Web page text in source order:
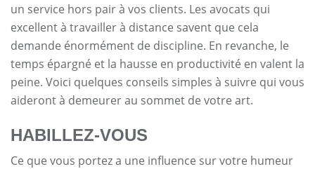
un service hors pair à vos clients. Les avocats qui
excellent à travailler à distance savent que cela
demande énormément de discipline. En revanche, le
temps épargné et la hausse en productivité en valent la
peine. Voici quelques conseils simples à suivre qui vous
aideront à demeurer au sommet de votre art.
HABILLEZ-VOUS
Ce que vous portez a une influence sur votre humeur